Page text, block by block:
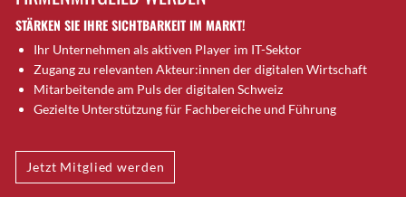
Cham
Chur
Crissier
Davos Platz
Dietikon
Dietlikon
STÄRKEN SIE IHRE SICHTBARKEIT IM MARKT!
Ihr Unternehmen als aktiven Player im IT-Sektor
Zugang zu relevanten Akteur:innen der digitalen Wirtschaft
Mitarbeitende am Puls der digitalen Schweiz
Gezielte Unterstützung für Fachbereiche und Führung
Jetzt Mitglied werden